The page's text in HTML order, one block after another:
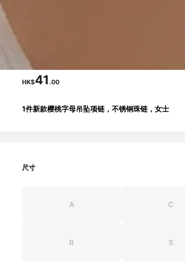
HK$41 .00
1件新款樱桃字母吊坠项链，不锈钢珠链，女士
尺寸
A C
R S